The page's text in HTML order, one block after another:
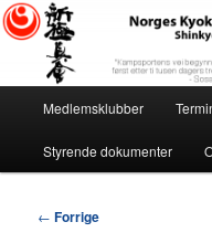
Gå
direkte
hovedinnholdet
Norges
«Kampsportens vei
etter ti tusen dagers
Medlemsklubber
Styrende dokumenter
Innleggsnavigasjon
← Forrige